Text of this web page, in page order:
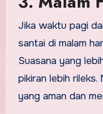
Jika waktu pagi
santai di malam
Suasana yang
pikiran lebih rileks.
yang aman dan